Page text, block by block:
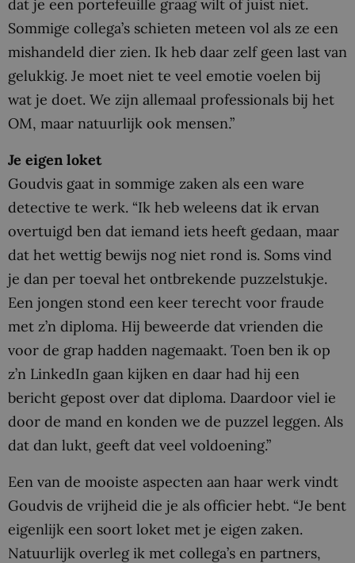
dat je een portefeuille graag wilt of juist niet.
Sommige collega’s schieten meteen vol als ze een
mishandeld dier zien. Ik heb daar zelf geen last van
gelukkig. Je moet niet te veel emotie voelen bij
wat je doet. We zijn allemaal professionals bij het
OM, maar natuurlijk ook mensen.”
Je eigen loket
Goudvis gaat in sommige zaken als een ware
detective te werk. “Ik heb weleens dat ik ervan
overtuigd ben dat iemand iets heeft gedaan, maar
dat het wettig bewijs nog niet rond is. Soms vind
je dan per toeval het ontbrekende puzzelstukje.
Een jongen stond een keer terecht voor fraude
met z’n diploma. Hij beweerde dat vrienden die
voor de grap hadden nagemaakt. Toen ben ik op
z’n LinkedIn gaan kijken en daar had hij een
bericht gepost over dat diploma. Daardoor viel ie
door de mand en konden we de puzzel leggen. Als
dat dan lukt, geeft dat veel voldoening.”
Een van de mooiste aspecten aan haar werk vindt
Goudvis de vrijheid die je als officier hebt. “Je bent
eigenlijk een soort loket met je eigen zaken.
Natuurlijk overleg ik met collega’s en partners,